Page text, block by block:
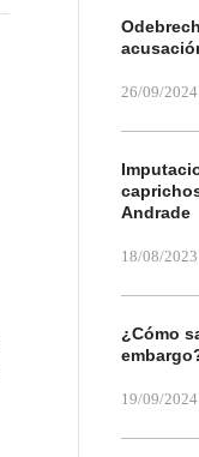
26/09/2024
Andrade
18/08/2023
¿Cómo
19/09/2024